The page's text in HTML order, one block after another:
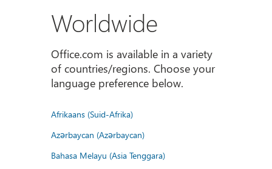
Worldwide
Office.com is available in a variety
of countries/regions. Choose your
language preference below.
Afrikaans (Suid-Afrika)
Azərbaycan (Azərbaycan)
Bahasa Melayu (Asia Tenggara)